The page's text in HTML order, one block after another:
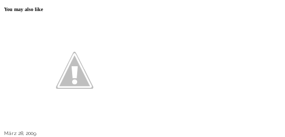
You may also like
März 28, 2009